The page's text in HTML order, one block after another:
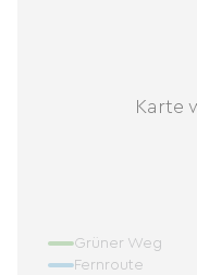
la Mer, Les
baignade
Karte
Grüner Weg
Fernroute